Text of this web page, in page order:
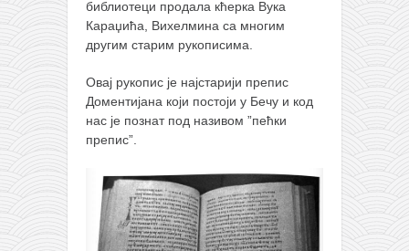
библиотеци продала кћерка Вука
Караџића, Вихелмина са многим
другим старим рукописима.
Овај рукопис је најстарији препис
Доментијана који постоји у Бечу и код
нас је познат под називом ”пећки
препис”.